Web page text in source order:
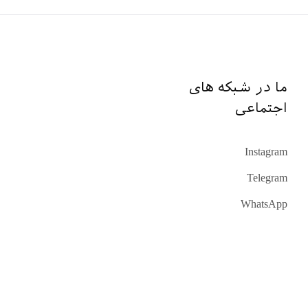
ما در شبکه های
اجتماعی
Instagram
Telegram
WhatsApp